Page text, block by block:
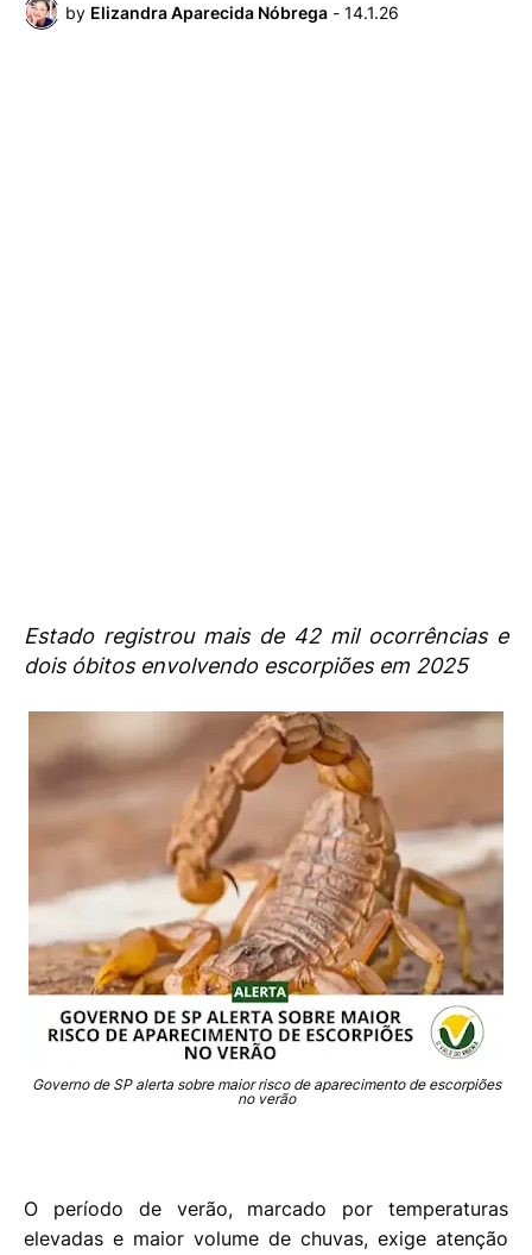
by Elizandra Aparecida Nóbrega - 14.1.26
Estado registrou mais de 42 mil ocorrências e
dois óbitos envolvendo escorpiões em 2025
Governo de SP alerta sobre maior risco de aparecimento de escorpiões
no verão
O período de verão, marcado por temperaturas
elevadas e maior volume de chuvas, exige atenção